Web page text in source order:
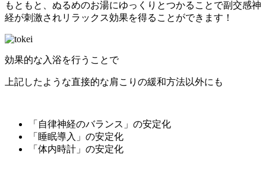
もともと、ぬるめのお湯にゆっくりとつかることで副交感神
経が刺激されリラックス効果を得ることができます！
効果的な入浴を行うことで
上記したような直接的な肩こりの緩和方法以外にも
「自律神経のバランス」の安定化
「睡眠導入」の安定化
「体内時計」の安定化